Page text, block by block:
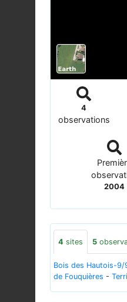
4
observations
2004
4 sites 5
Bois des Hautois-9/
de Fouquières -